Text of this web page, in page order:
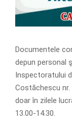
Documentele
depun personal
Inspectoratului
Costăchescu nr.
doar în zilele
13.00-14.30.